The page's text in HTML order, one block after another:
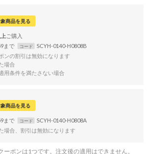
商品を見る
まで コード
SCYH-0140-H0808B
ンの割引は無効になります
場合
用条件を満たさない場合
商品を見る
まで コード
SCYH-0140-H0808A
場合、割引は無効になります
ポンは1つです。注文後の適用はできません。